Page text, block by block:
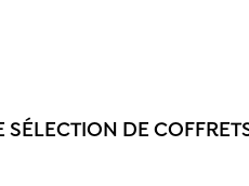
SÉLECTION DE